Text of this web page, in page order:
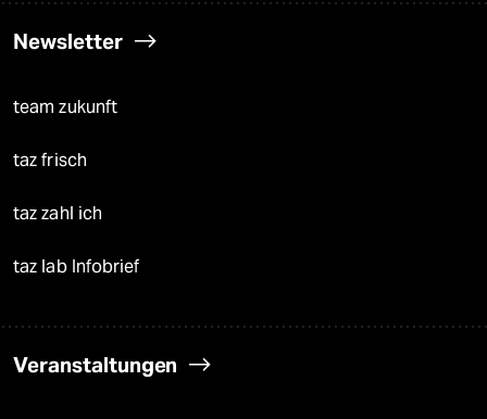
Newsletter
team zukunft
taz frisch
taz zahl ich
taz lab Infobrief
Veranstaltungen